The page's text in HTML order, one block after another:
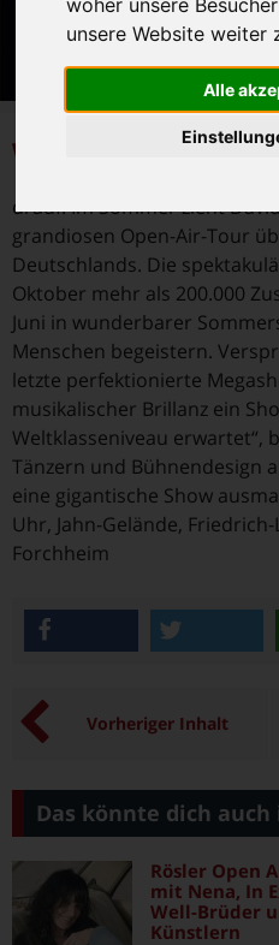
unsere Website weiter
Alle
W
egen des riesigen
drauf: Im Sommer zieht
grandiosen Open-Air-Tour
Deutschlands. Die
Oktober mehr als 200.000
Juni in wunderbarer
Menschen begeistern.
letzte perfektionierte
musikalischer Brillanz ein
Weltklasseniveau erwartet“,
Tänzern und Bühnendesign
eine gigantische Show
Uhr, Jahn-Gelände,
Forchheim
Vorheriger Inhalt
Das könnte dich
Rösler Open
mit Nena, In
Well-Brüder
Künstlern